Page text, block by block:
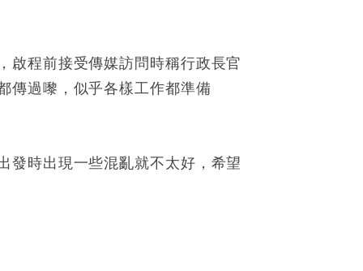
啟程前接受傳媒訪問時稱行政長官
傳過嚟，似乎各樣工作都準備
發時出現一些混亂就不太好，希望